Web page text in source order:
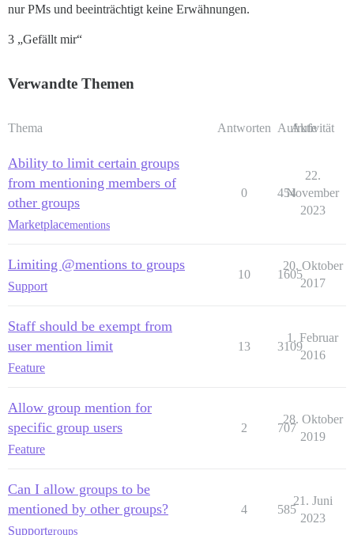
nur PMs und beeinträchtigt keine Erwähnungen.
3 „Gefällt mir“
Verwandte Themen
Thema Antworten Aufrufe
Aktivität
Ability to limit certain groups
from mentioning members of
other groups
Marketplacementions
0 454
22.
November
2023
Limiting @mentions to groups
Support
10 1605
20. Oktober
2017
Staff should be exempt from
user mention limit
Feature
13 3109
1. Februar
2016
Allow group mention for
specific group users
Feature
2 707
28. Oktober
2019
Can I allow groups to be
mentioned by other groups?
Supportgroups
4 585
21. Juni
2023